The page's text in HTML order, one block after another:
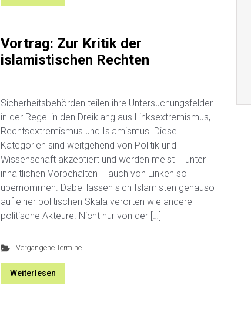
Vortrag: Zur Kritik der
islamistischen Rechten
Sicherheitsbehörden teilen ihre Untersuchungsfelder
in der Regel in den Dreiklang aus Linksextremismus,
Rechtsextremismus und Islamismus. Diese
Kategorien sind weitgehend von Politik und
Wissenschaft akzeptiert und werden meist – unter
inhaltlichen Vorbehalten – auch von Linken so
übernommen. Dabei lassen sich Islamisten genauso
auf einer politischen Skala verorten wie andere
politische Akteure. Nicht nur von der […]
Vergangene Termine
Weiterlesen